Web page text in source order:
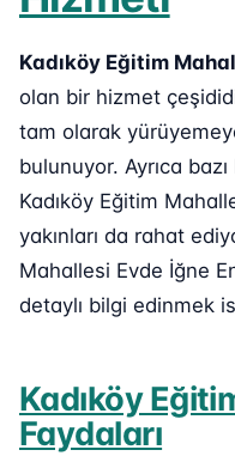
Kadıköy Eğitim
olan bir hizmet
tam olarak
bulunuyor. Ayrıca
Kadıköy Eğitim
yakınları da rahat
Mahallesi Evde İğne
detaylı bilgi edinmek
Kadıköy
Faydaları